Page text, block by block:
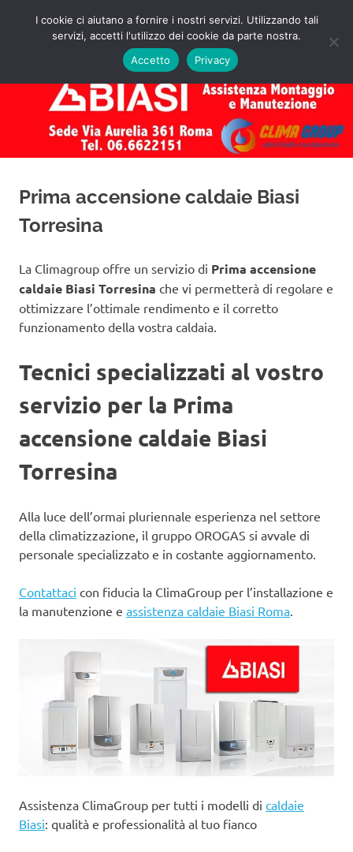
Assistenza
Caldaie
Biasi
Roma
Preventivo!
MENU
Prima accensione caldaie Biasi
Torresina
La Climagroup offre un servizio di Prima accensione
caldaie Biasi Torresina che vi permetterà di regolare e
ottimizzare l’ottimale rendimento e il corretto
funzionamento della vostra caldaia.
Tecnici specializzati al vostro
servizio per la Prima
accensione caldaie Biasi
Torresina
Alla luce dell’ormai pluriennale esperienza nel settore
della climatizzazione, il gruppo OROGAS si avvale di
personale specializzato e in costante aggiornamento.
Contattaci con fiducia la ClimaGroup per l’installazione e
la manutenzione e assistenza caldaie Biasi Roma.
Assistenza ClimaGroup per tutti i modelli di caldaie
Biasi: qualità e professionalità al tuo fianco
I cookie ci aiutano a fornire i nostri servizi. Utilizzando tali
servizi, accetti l'utilizzo dei cookie da parte nostra.
Accetto
Privacy